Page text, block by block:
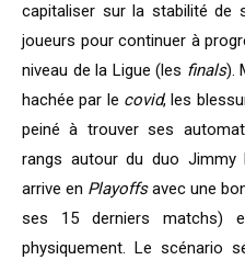
capitaliser sur la stabilité
joueurs pour continuer à
niveau de la Ligue (les finals).
hachée par le covid, les
peiné à trouver ses
rangs autour du duo Jimmy
arrive en Playoffsavec une
ses 15 derniers matchs)
physiquement. Le scénario